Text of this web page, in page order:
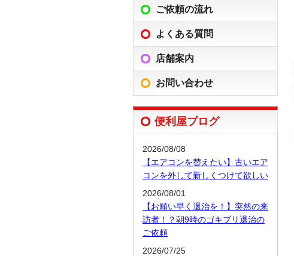
ご依頼の流れ
よくある質問
店舗案内
お問い合わせ
便利屋ブログ
2026/08/08
【エアコンを替えたい】古いエア
コンを外して新しくつけて欲しい
2026/08/01
【お願い早く退治を！】突然の来
訪者！？朝9時のゴキブリ退治の
ご依頼
2026/07/25